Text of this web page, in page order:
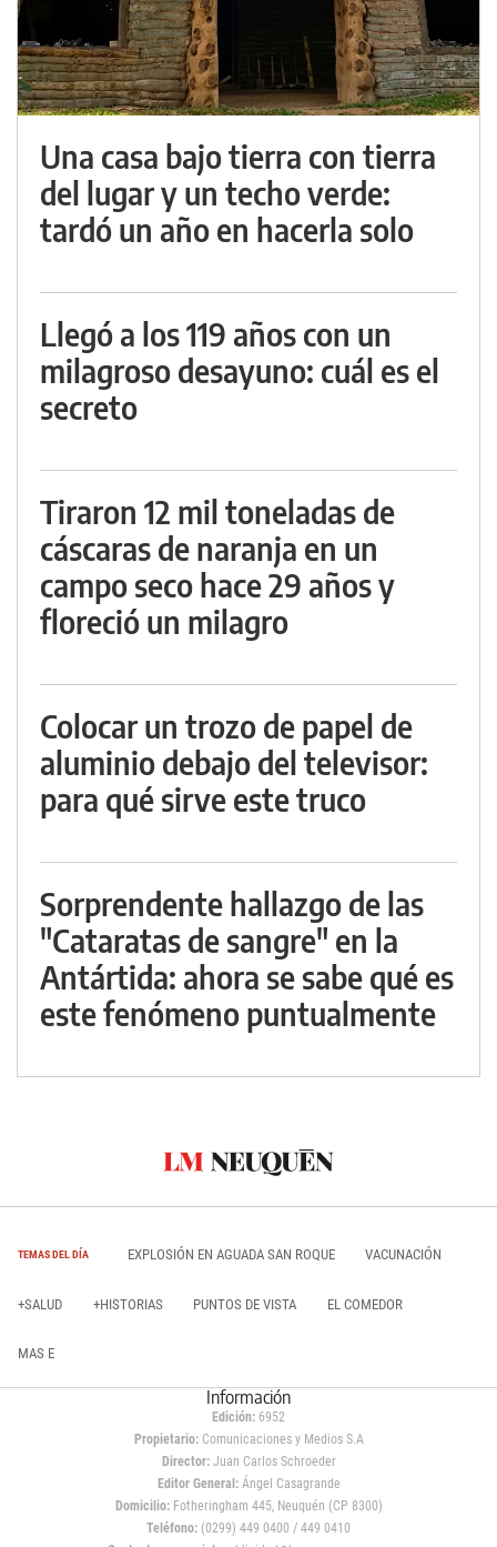
Una casa bajo tierra con tierra
del lugar y un techo verde:
tardó un año en hacerla solo
Llegó a los 119 años con un
milagroso desayuno: cuál es el
secreto
Tiraron 12 mil toneladas de
cáscaras de naranja en un
campo seco hace 29 años y
floreció un milagro
Colocar un trozo de papel de
aluminio debajo del televisor:
para qué sirve este truco
Sorprendente hallazgo de las
"Cataratas de sangre" en la
Antártida: ahora se sabe qué es
este fenómeno puntualmente
TEMAS DEL DÍA EXPLOSIÓN EN AGUADA SAN ROQUE VACUNACIÓN
+SALUD +HISTORIAS PUNTOS DE VISTA EL COMEDOR
MAS E
Información
Edición: 6952
Propietario:Comunicaciones y Medios S.A
Director: Juan Carlos Schroeder
Editor General:Ángel Casagrande
Domicilio:Fotheringham 445, Neuquén (CP 8300)
Teléfono: (0299) 449 0400 / 449 0410